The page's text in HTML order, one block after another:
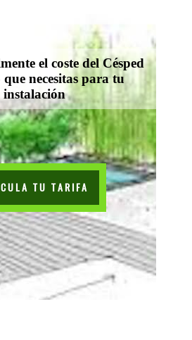
el coste del Césped
que necesitas para tu
instalación
TU TARIFA